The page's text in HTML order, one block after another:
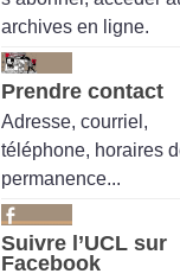
archives en ligne.
Prendre contact
Adresse, courriel,
téléphone, horaires
permanence...
Suivre l’UCL sur
Facebook